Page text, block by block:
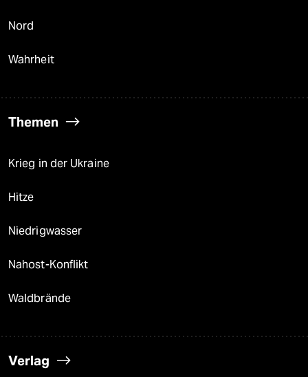
Nord
Wahrheit
Themen
Krieg in der Ukraine
Hitze
Niedrigwasser
Nahost-Konflikt
Waldbrände
Verlag